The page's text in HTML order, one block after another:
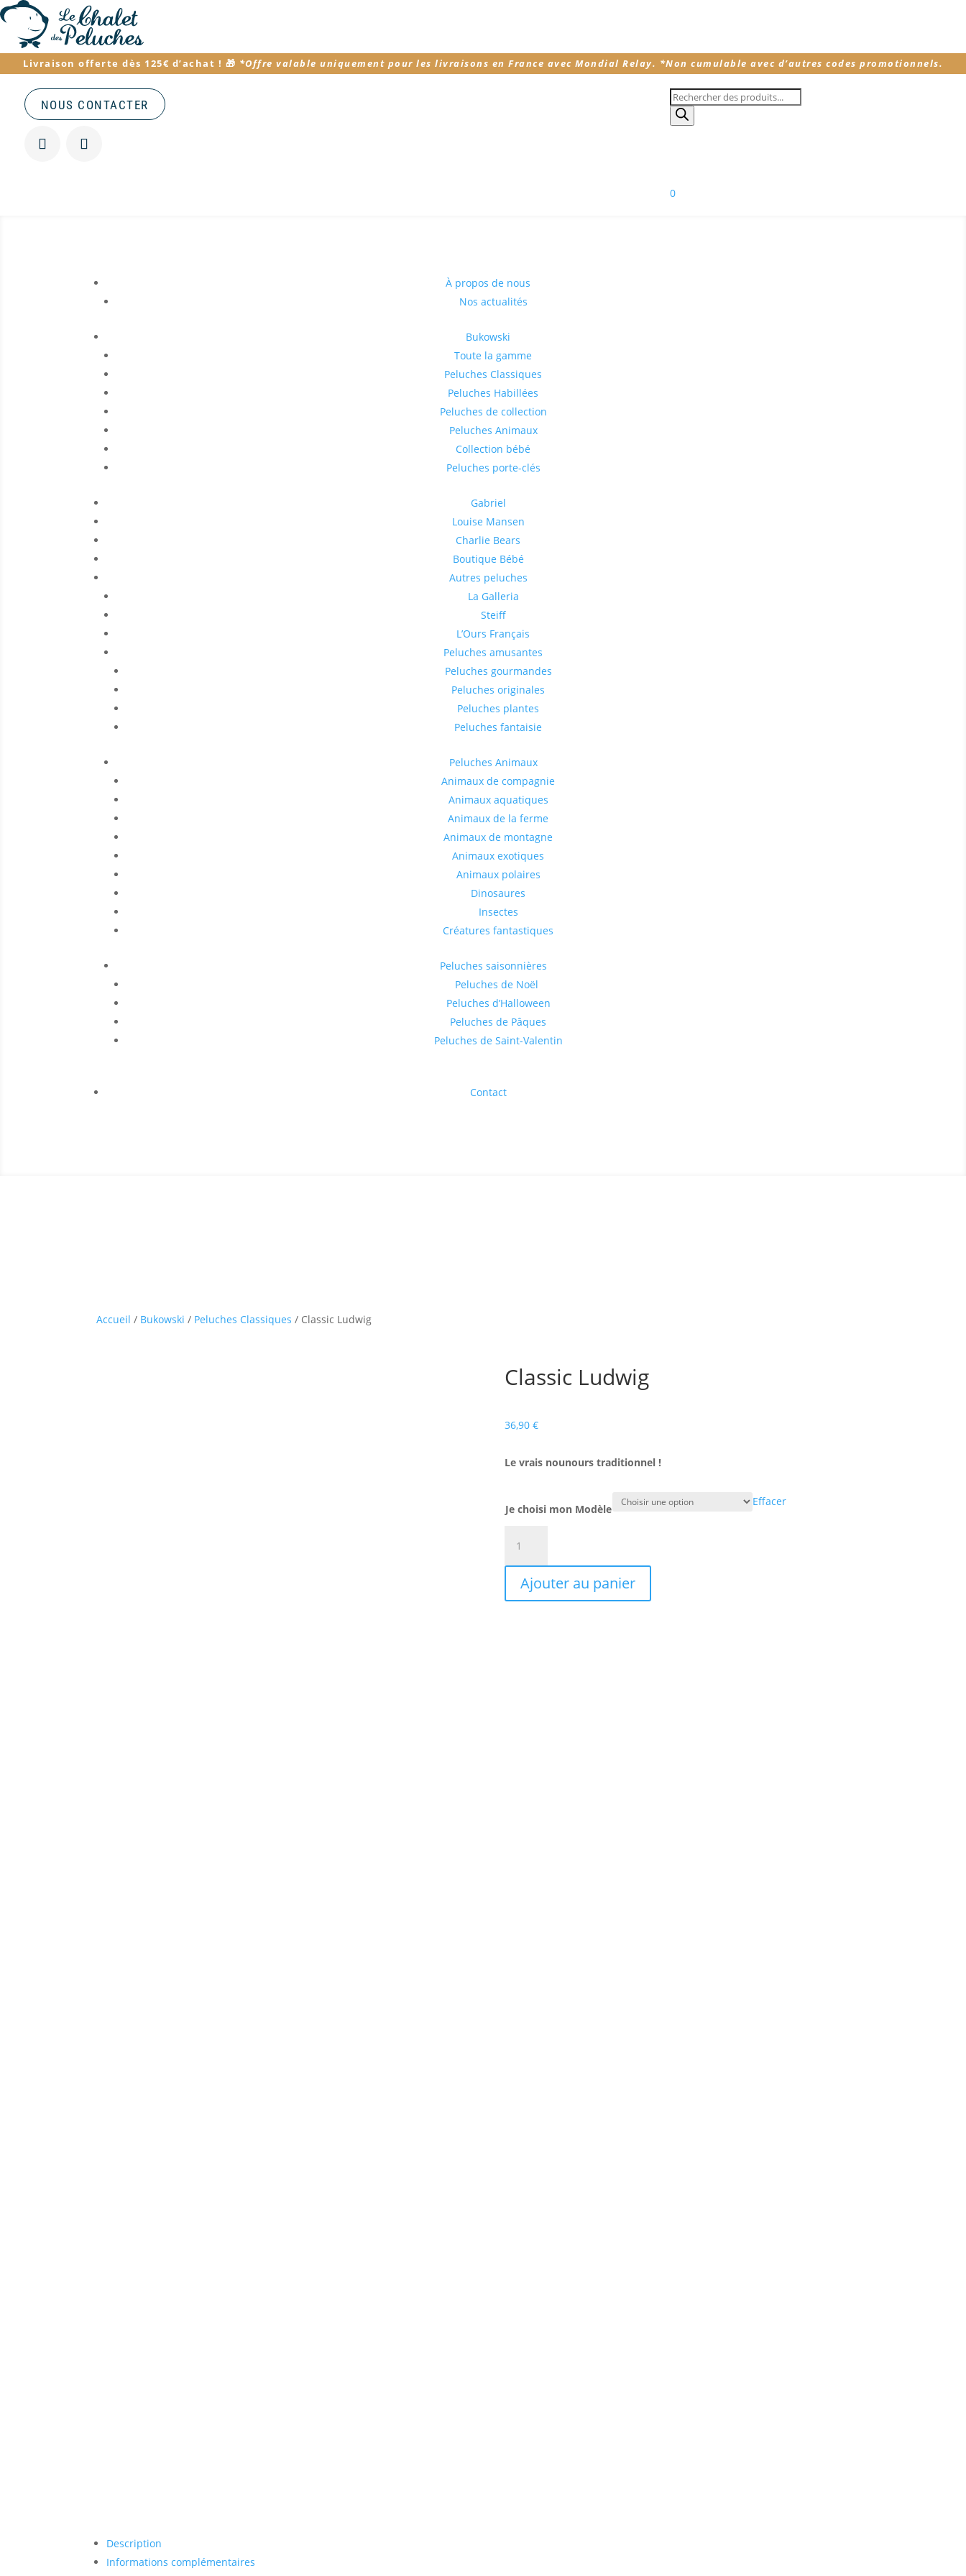
Livraison offerte dès 125€ d’achat ! 🎁 *Offre valable uniquement pour les livraisons en France avec Mondial Relay. *Non cumulable avec d’autres codes promotionnels.
NOUS CONTACTER
Recherche
de
produits
0
À propos de nous
Nos actualités
Bukowski
Toute la gamme
Peluches Classiques
Peluches Habillées
Peluches de collection
Peluches Animaux
Collection bébé
Peluches porte-clés
Gabriel
Louise Mansen
Charlie Bears
Boutique Bébé
Autres peluches
La Galleria
Steiff
L’Ours Français
Peluches amusantes
Peluches gourmandes
Peluches originales
Peluches plantes
Peluches fantaisie
Peluches Animaux
Animaux de compagnie
Animaux aquatiques
Animaux de la ferme
Animaux de montagne
Animaux exotiques
Animaux polaires
Dinosaures
Insectes
Créatures fantastiques
Peluches saisonnières
Peluches de Noël
Peluches d’Halloween
Peluches de Pâques
Peluches de Saint-Valentin
Contact
Accueil / Bukowski / Peluches Classiques / Classic Ludwig
Classic Ludwig
36,90 €
Le vrais nounours traditionnel !
Je choisi mon Modèle
Effacer
Classic
Ludwig
Ajouter au panier
Description
Informations complémentaires